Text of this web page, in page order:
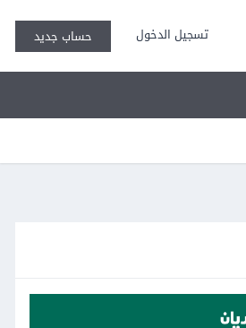
تسجيل الدخول حساب جديد